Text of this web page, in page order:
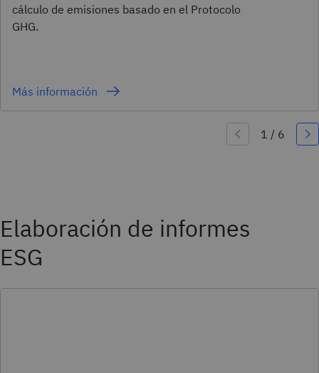
cálculo de emisiones basado en el Protocolo
GHG.
Más información
Elaboración de informes
ESG